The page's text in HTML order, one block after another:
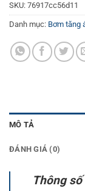
SKU: 76917cc56d11
Danh mục: Bơm tăng
MÔ TẢ
ĐÁNH GIÁ (0)
Thông